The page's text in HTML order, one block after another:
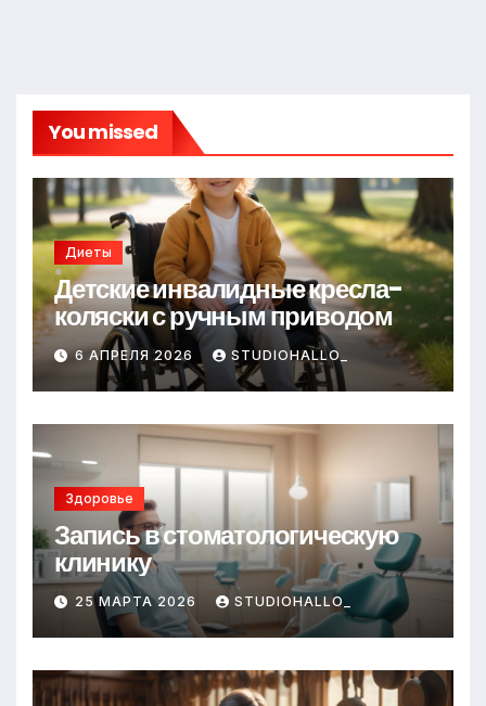
You missed
Диеты
Детские инвалидные кресла-
коляски с ручным приводом
6 АПРЕЛЯ 2026 STUDIOHALLO_
Здоровье
Запись в стоматологическую
клинику
25 МАРТА 2026 STUDIOHALLO_